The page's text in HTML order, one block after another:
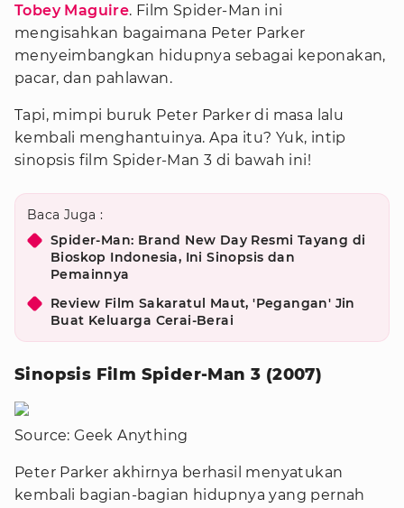
Tobey Maguire. Film Spider-Man ini
mengisahkan bagaimana Peter Parker
menyeimbangkan hidupnya sebagai keponakan,
pacar, dan pahlawan.
Tapi, mimpi buruk Peter Parker di masa lalu
kembali menghantuinya. Apa itu? Yuk, intip
sinopsis film Spider-Man 3 di bawah ini!
Baca Juga :
Spider-Man: Brand New Day Resmi Tayang di
Bioskop Indonesia, Ini Sinopsis dan
Pemainnya
Review Film Sakaratul Maut, 'Pegangan' Jin
Buat Keluarga Cerai-Berai
Sinopsis Film Spider-Man 3 (2007)
Source: Geek Anything
Peter Parker akhirnya berhasil menyatukan
kembali bagian-bagian hidupnya yang pernah